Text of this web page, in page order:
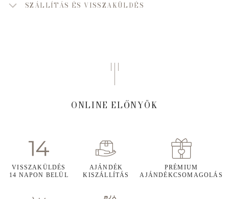
SZÁLLÍTÁS ÉS VISSZAKÜLDÉS
ONLINE ELŐNYÖK
VISSZAKÜLDÉS
14 NAPON BELÜL
AJÁNDÉK
KISZÁLLÍTÁS
PRÉMIUM
AJÁNDÉKCSOMAGOLÁS